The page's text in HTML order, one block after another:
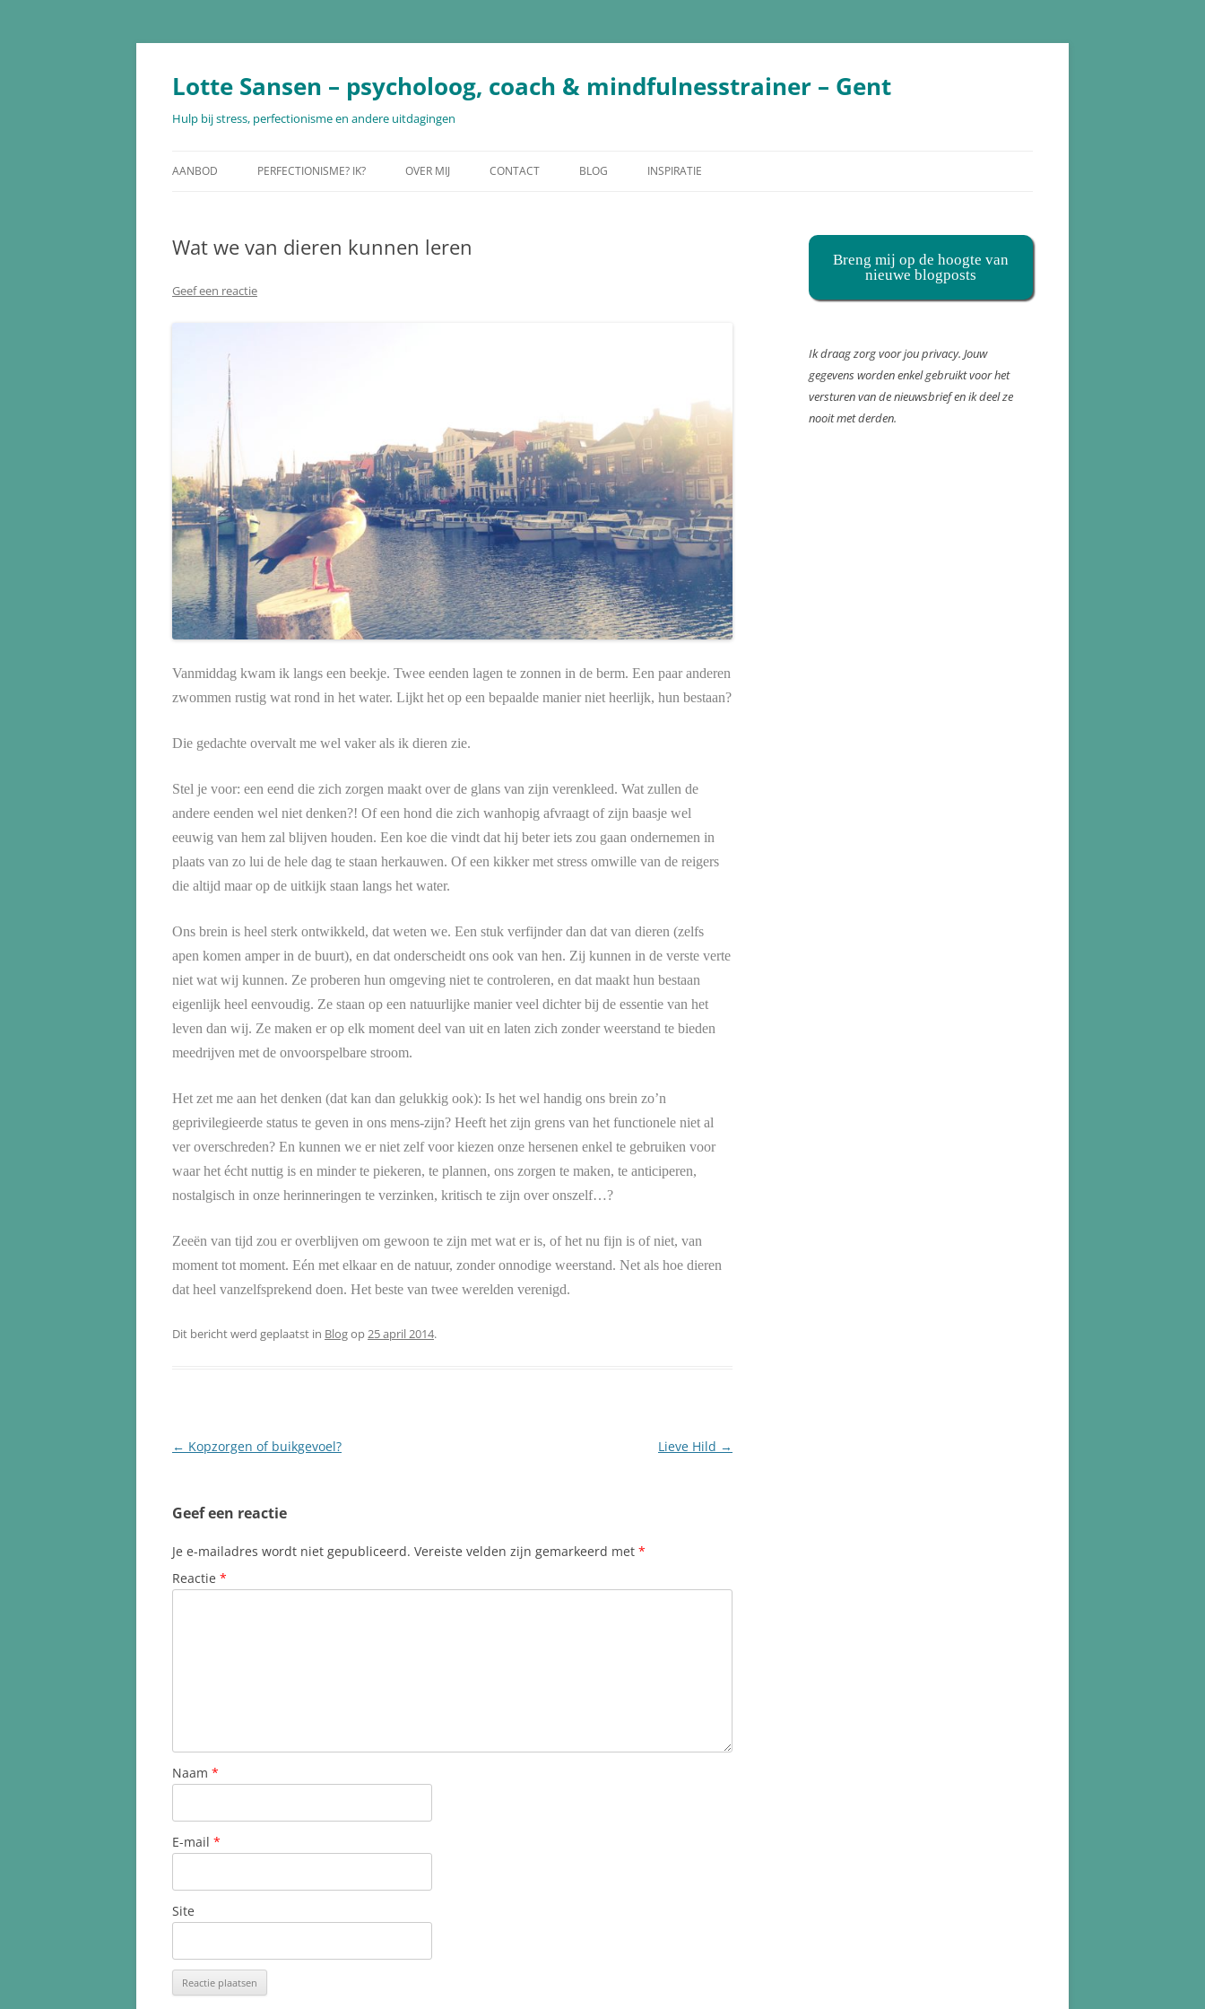
Ga
inhoud
Lotte Sansen – psycholoog, coach & mindfulnesstrainer – Gent
Hulp bij stress, perfectionisme en andere uitdagingen
AANBOD
COACHTRAJECT PERFECTIONISME
LOOPBAANBEGELEIDING
PERFECTIONISME? IK? OVER MIJ CONTACT BLOG INSPIRATIE
Wat we van dieren kunnen leren
Geef een reactie
Vanmiddag kwam ik langs een beekje. Twee eenden lagen te zonnen in de berm. Een paar anderen
zwommen rustig wat rond in het water. Lijkt het op een bepaalde manier niet heerlijk, hun bestaan?
Die gedachte overvalt me wel vaker als ik dieren zie.
Stel je voor: een eend die zich zorgen maakt over de glans van zijn verenkleed. Wat zullen de
andere eenden wel niet denken?! Of een hond die zich wanhopig afvraagt of zijn baasje wel
eeuwig van hem zal blijven houden. Een koe die vindt dat hij beter iets zou gaan ondernemen in
plaats van zo lui de hele dag te staan herkauwen. Of een kikker met stress omwille van de reigers
die altijd maar op de uitkijk staan langs het water.
Ons brein is heel sterk ontwikkeld, dat weten we. Een stuk verfijnder dan dat van dieren (zelfs
apen komen amper in de buurt), en dat onderscheidt ons ook van hen. Zij kunnen in de verste verte
niet wat wij kunnen. Ze proberen hun omgeving niet te controleren, en dat maakt hun bestaan
eigenlijk heel eenvoudig. Ze staan op een natuurlijke manier veel dichter bij de essentie van het
leven dan wij. Ze maken er op elk moment deel van uit en laten zich zonder weerstand te bieden
meedrijven met de onvoorspelbare stroom.
Het zet me aan het denken (dat kan dan gelukkig ook): Is het wel handig ons brein zo’n
geprivilegieerde status te geven in ons mens-zijn? Heeft het zijn grens van het functionele niet al
ver overschreden? En kunnen we er niet zelf voor kiezen onze hersenen enkel te gebruiken voor
waar het écht nuttig is en minder te piekeren, te plannen, ons zorgen te maken, te anticiperen,
nostalgisch in onze herinneringen te verzinken, kritisch te zijn over onszelf…?
Zeeën van tijd zou er overblijven om gewoon te zijn met wat er is, of het nu fijn is of niet, van
moment tot moment. Eén met elkaar en de natuur, zonder onnodige weerstand. Net als hoe dieren
dat heel vanzelfsprekend doen. Het beste van twee werelden verenigd.
Dit bericht werd geplaatst in Blogop25 april 2014.
Berichtnavigatie
← Kopzorgen of buikgevoel? Lieve Hild →
Geef een reactie
Je e-mailadres wordt niet gepubliceerd. Vereiste velden zijn gemarkeerd met *
Reactie *
Naam *
E-mail *
Site
Breng mij op de hoogte van
nieuwe blogposts
Ik draag zorg voor jou privacy. Jouw
gegevens worden enkel gebruikt voor het
versturen van de nieuwsbrief en ik deel ze
nooit met derden.